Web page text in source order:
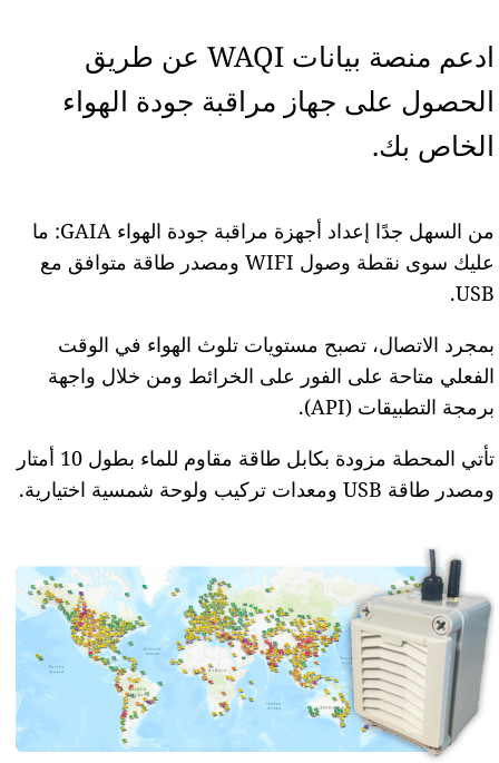
ادعم منصة بيانات WAQI عن طريق
الحصول على جهاز مراقبة جودة الهواء
الخاص بك.
من السهل جدًا إعداد أجهزة مراقبة جودة الهواء GAIA: ما
عليك سوى نقطة وصول WIFI ومصدر طاقة متوافق مع
USB.
بمجرد الاتصال، تصبح مستويات تلوث الهواء في الوقت
الفعلي متاحة على الفور على الخرائط ومن خلال واجهة
برمجة التطبيقات (API).
تأتي المحطة مزودة بكابل طاقة مقاوم للماء بطول 10 أمتار
ومصدر طاقة USB ومعدات تركيب ولوحة شمسية اختيارية.